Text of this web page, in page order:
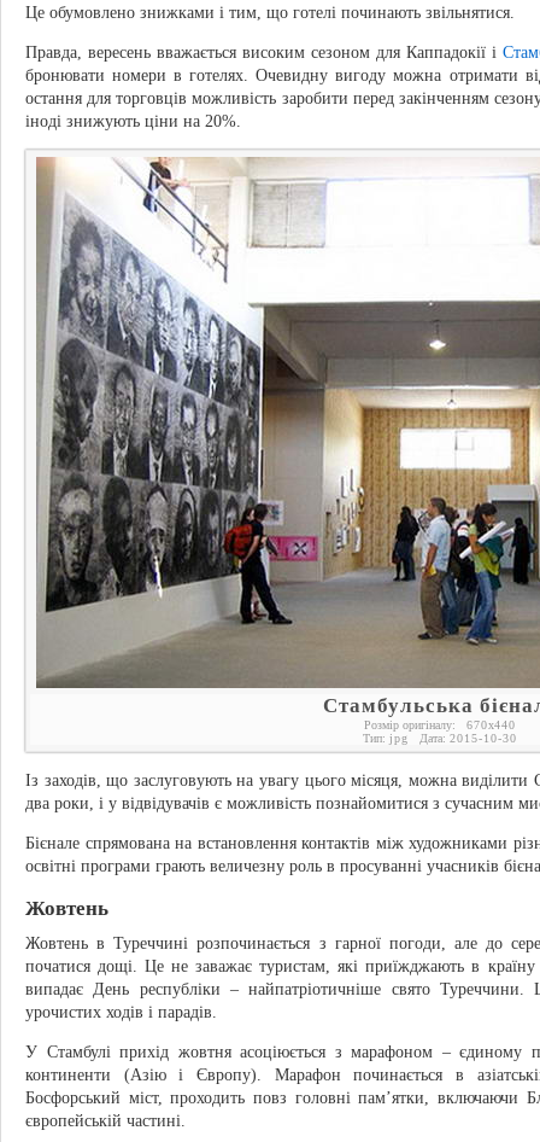
Це обумовлено знижками і тим, що готелі починають звільнятися.
Правда, вересень вважається високим сезоном для Каппадокії і
бронювати номери в готелях. Очевидну вигоду можна отримати
остання для торговців можливість заробити перед закінченням
іноді знижують ціни на 20%.
Стамбульська
Розмір оригіналу: 670x440
Тип: jpg Дата: 2015-10-30
Із заходів, що заслуговують на увагу цього місяця, можна виділити
два роки, і у відвідувачів є можливість познайомитися з сучасним
Бієнале спрямована на встановлення контактів між художниками
освітні програми грають величезну роль в просуванні учасників
Жовтень
Жовтень в Туреччині розпочинається з гарної погоди, але до
початися дощі. Це не заважає туристам, які приїжджають в
випадає День республіки – найпатріотичніше свято
урочистих ходів і парадів.
У Стамбулі прихід жовтня асоціюється з марафоном – єдиному
континенти (Азію і Європу). Марафон починається в
Босфорський міст, проходить повз головні пам’ятки, включаючи
європейській частині.